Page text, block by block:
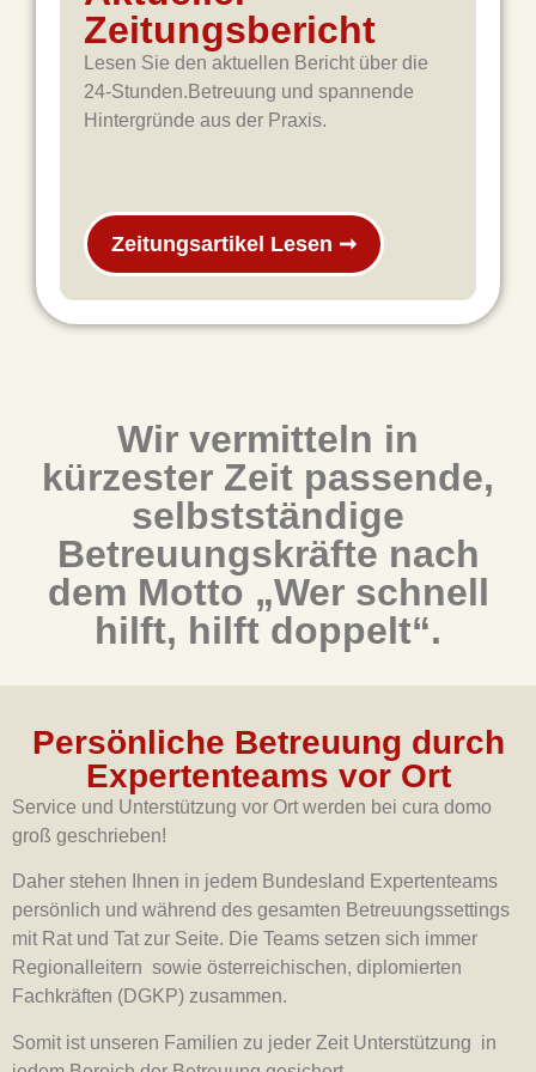
Zeitungsbericht
Lesen Sie den aktuellen Bericht über die
24-Stunden.Betreuung und spannende
Hintergründe aus der Praxis.
Zeitungsartikel Lesen ➞
Wir vermitteln in
kürzester Zeit passende,
selbstständige
Betreuungskräfte nach
dem Motto „Wer schnell
hilft, hilft doppelt“.
Persönliche Betreuung durch
Expertenteams vor Ort
Service und Unterstützung vor Ort werden bei cura domo
groß geschrieben!
Daher stehen Ihnen in jedem Bundesland Expertenteams
persönlich und während des gesamten Betreuungssettings
mit Rat und Tat zur Seite. Die Teams setzen sich immer
Regionalleitern sowie österreichischen, diplomierten
Fachkräften (DGKP) zusammen.
Somit ist unseren Familien zu jeder Zeit Unterstützung in